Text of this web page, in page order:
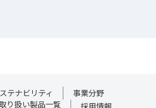
SPDTソリッドステートスイッチ
テナビリティ
事業分野
り扱い製品一覧